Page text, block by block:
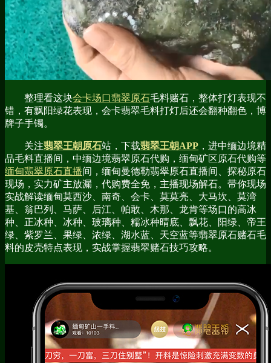
整理看这块会卡场口翡翠原石毛料赌石，整体打灯表现不
错，有飘阳绿花表现，会卡翡翠毛料打灯后还会翻种翻色，博
牌子手镯。
关注翡翠王朝原石站，下载翡翠王朝APP ，进中缅边境精
品毛料直播间，中缅边境翡翠原石代购，缅甸矿区原石代购等
缅甸翡翠原石直播间，缅甸曼德勒翡翠原石直播间、探秘原石
现场，实力矿主放漏，代购费全免，主播现场解石。带你现场
实战解读缅甸莫西沙、南奇、会卡、莫莫亮、大马坎、莫湾
基、翁巴列、马萨、后江、帕敢、木那、龙肯等场口的高冰
种、正冰种、冰种、玻璃种、糯冰种晴底、飘花、阳绿、帝王
绿、紫罗兰、果绿、浓绿、湖水蓝、天空蓝等翡翠原石赌石毛
料的皮壳特点表现，实战掌握翡翠赌石技巧攻略。